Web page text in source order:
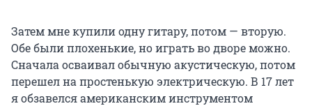
Затем мне купили одну гитару, потом — вторую.
Обе были плохенькие, но играть во дворе можно.
Сначала осваивал обычную акустическую, потом
перешел на простенькую электрическую. В 17 лет
я обзавелся американским инструментом